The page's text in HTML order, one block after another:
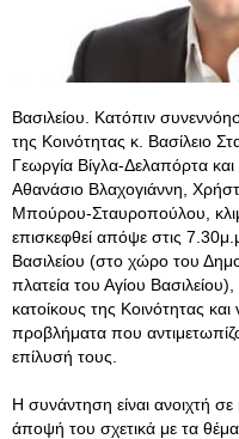
Βασιλείου. Κατόπιν
της Κοινότητας κ. Βασίλειο
Γεωργία Βίγλα-Δελαπόρτα
Αθανάσιο Βλαχογιάννη,
Μπούρου-Σταυροπούλου,
επισκεφθεί απόψε στις
Βασιλείου (στο χώρο του
πλατεία του Αγίου
κατοίκους της Κοινότητας
προβλήματα που
επίλυσή τους.
Η συνάντηση είναι ανοιχτή
άποψή του σχετικά με τα